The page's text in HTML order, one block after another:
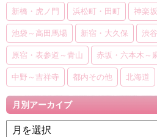
新橋・虎ノ門 浜松町・田町 神楽
池袋～高田馬場 新宿・大久保 渋
原宿・表参道～青山 赤坂・六本木～
中野～吉祥寺 都内その他 北海道
月別アーカイブ